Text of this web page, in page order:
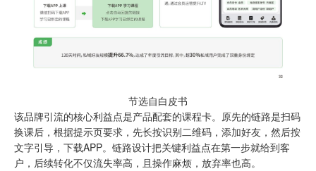
节选自白皮书
该品牌引流的核心利益点是产品配套的课程卡。原先的链路是扫码
换课后，根据提示页要求，先长按识别二维码，添加好友，然后按
文字引导，下载APP。链路设计把关键利益点在第一步就给到客
户，后续转化不仅流失率高，且操作麻烦，放弃率也高。